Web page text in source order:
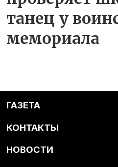
танец у
мемориала
ГАЗЕТА
КОНТАКТЫ
НОВОСТИ